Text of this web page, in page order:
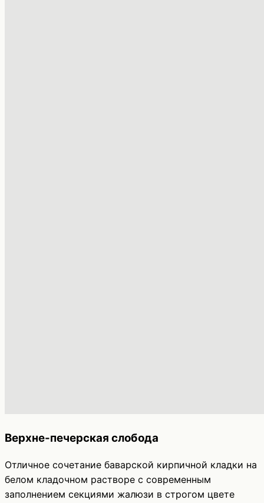
Верхне-печерская слобода
Отличное сочетание баварской кирпичной кладки на
белом кладочном растворе с современным
заполнением секциями жалюзи в строгом цвете